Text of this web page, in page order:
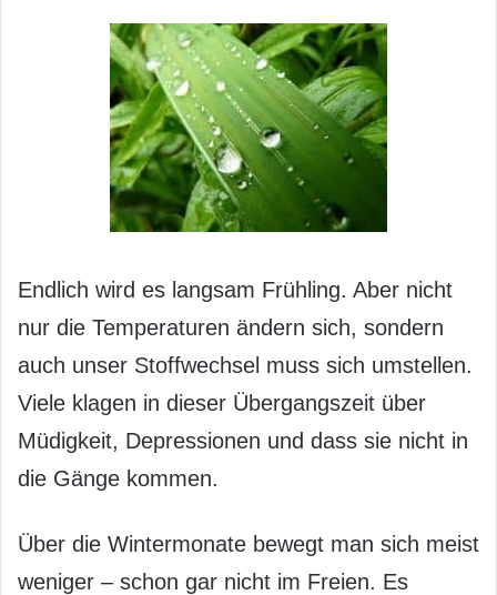
Endlich wird es langsam Frühling. Aber nicht
nur die Temperaturen ändern sich, sondern
auch unser Stoffwechsel muss sich umstellen.
Viele klagen in dieser Übergangszeit über
Müdigkeit, Depressionen und dass sie nicht in
die Gänge kommen.
Über die Wintermonate bewegt man sich meist
weniger – schon gar nicht im Freien. Es